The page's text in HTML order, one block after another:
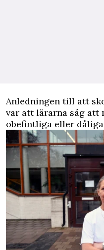
Anledningen till att
var att lärarna såg att
obefintliga eller